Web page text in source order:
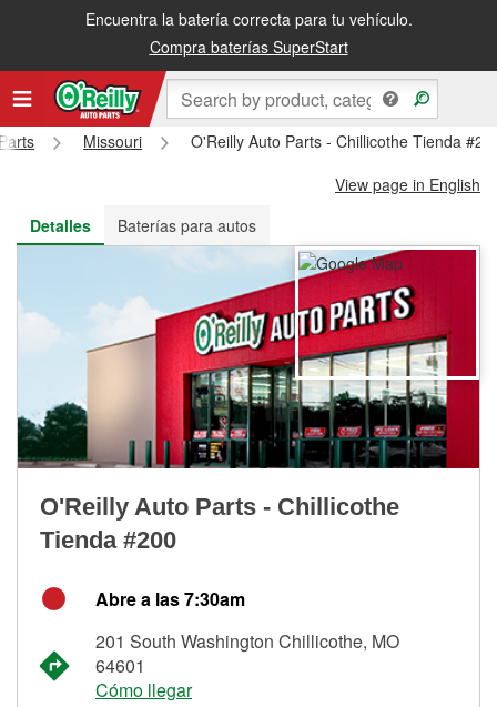
Encuentra la batería correcta para tu vehículo.
Compra baterías SuperStart
Recibe tu orden gratis al día siguiente o recógela en la tienda
Missouri
O'Reilly Auto Parts - Chillicothe Tienda
View page in English
Detalles
Baterías para autos
O'Reilly Auto Parts - Chillicothe
Tienda #200
Abre a las 7:30am
201 South Washington Chillicothe, MO
64601
Cómo llegar